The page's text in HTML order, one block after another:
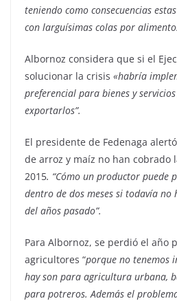
teniendo como consecuencias
con larguísimas colas por
Albornoz considera que si el
solucionar la crisis «habría
preferencial para bienes y
exportarlos”.
El presidente de Fedenaga
de arroz y maíz no han cobrado
2015. “Cómo un productor puede
dentro de dos meses si todavía no
del años pasado”.
Para Albornoz, se perdió el año
agricultores “porque no tenemos
hay son para agricultura urbana,
para potreros. Además el